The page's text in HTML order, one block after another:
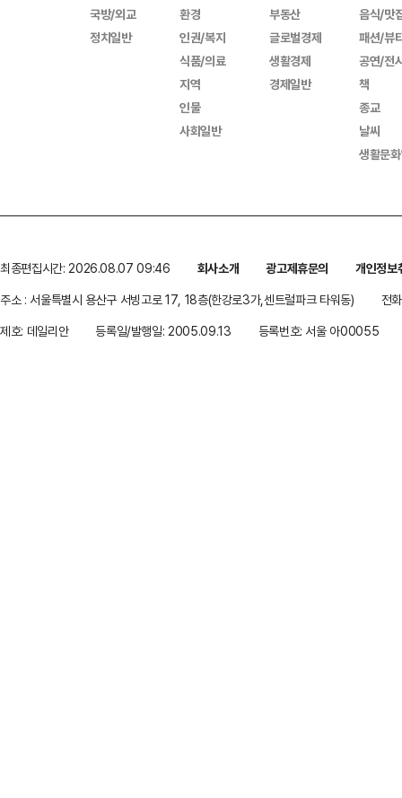
국방/외교
정치일반
환경
인권/복지
식품/의료
지역
인물
사회일반
부동산
글로벌경제
생활경제
경제일반
음식/맛
패션/뷰
공연/전
책
종교
날씨
생활문
최종편집시간: 2026.08.07 09:46 회사소개 광고제휴문의
개인정보
주소 : 서울특별시 용산구 서빙고로 17, 18층(한강로3가,센트럴파크 타워동)
전
제호: 데일리안
등록일/발행일: 2005.09.13 등록번호: 서울 아00055